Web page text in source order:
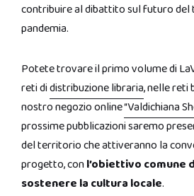
contribuire al dibattito sul futuro del
pandemia.
Potete trovare il primo volume di
reti didistribuzione libraria, nelle reti
nostro negozio online“Valdichiana
prossime pubblicazioni saremo
del territorio che attiveranno la
progetto, conl’obiettivo comune
sostenere la cultura locale.